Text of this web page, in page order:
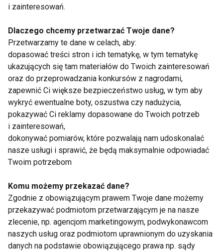
jest świadomość tego, co jemy oraz jakie
Planowanie posiłków może okazać się szczególnie
istotne w momentach stresowych. Poprzez
zaplanowanie harmonogramu dań, zapobiegamy
przypadkowemu sięganiu po niezdrowe przekąski
lub dania typu fast food. Jest to również sposób na
zminimalizowanie stresu związanego z wyborem
odpowiednich potraw. Posiłki zaplanowane z
wyprzedzeniem mogą być spokojnie
przygotowywane i spożywane, co korzystnie wpływa
na nasze samopoczucie – podkreśla Jadwiga
często nie wystarcza, ponieważ stres zazwyczaj
powoduje nadmierne łaknienie. Ważne jest, abyśmy
nauczyli się radzić sobie w takich sytuacjach.
Możemy skorzystać z różnych technik
relaksacyjnych, takich jak medytacja, joga czy
i zainteresowań.
Dlaczego chcemy przetwarzać Twoje dane?
Przetwarzamy te dane w celach, aby:
dopasować treści stron i ich tematykę, w tym tematykę
ukazujących się tam materiałów do Twoich zainteresowań
oraz do przeprowadzania konkursów z nagrodami,
zapewnić Ci większe bezpieczeństwo usług, w tym aby
wykryć ewentualne boty, oszustwa czy nadużycia,
pokazywać Ci reklamy dopasowane do Twoich potrzeb
i zainteresowań,
dokonywać pomiarów, które pozwalają nam udoskonalać
nasze usługi i sprawić, że będą maksymalnie odpowiadać
Twoim potrzebom
Komu możemy przekazać dane?
Zgodnie z obowiązującym prawem Twoje dane możemy
przekazywać podmiotom przetwarzającym je na nasze
zlecenie, np. agencjom marketingowym, podwykonawcom
naszych usług oraz podmiotom uprawnionym do uzyskania
danych na podstawie obowiązującego prawa np. sądy